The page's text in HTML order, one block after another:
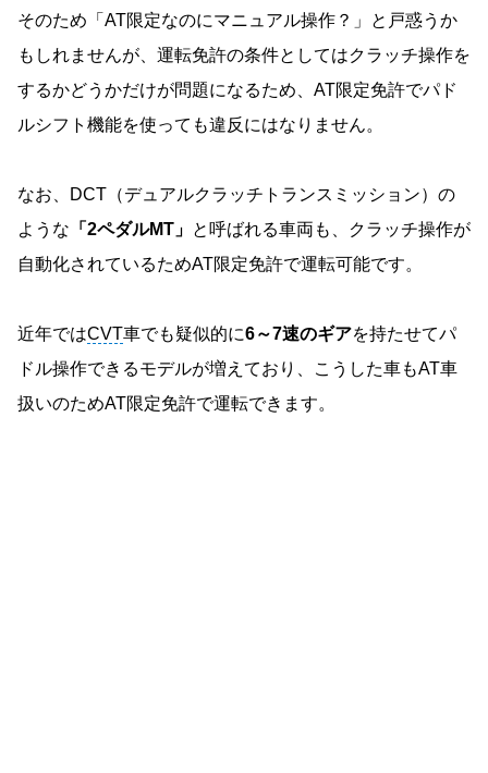
そのため「AT限定なのにマニュアル操作？」と戸惑うか
もしれませんが、運転免許の条件としてはクラッチ操作を
するかどうかだけが問題になるため、AT限定免許でパド
ルシフト機能を使っても違反にはなりません。
なお、DCT（デュアルクラッチトランスミッション）の
ような 「2ペダルMT」 と呼ばれる車両も、クラッチ操作が
自動化されているためAT限定免許で運転可能です。
近年ではCVT車でも疑似的に6～7速のギアを持たせてパ
ドル操作できるモデルが増えており、こうした車もAT車
扱いのためAT限定免許で運転できます。